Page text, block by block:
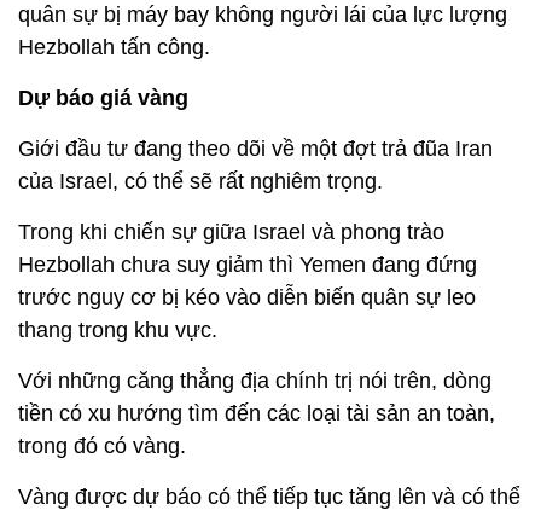
quân sự bị máy bay không người lái của lực lượng
Hezbollah tấn công.
Dự báo giá vàng
Giới đầu tư đang theo dõi về một đợt trả đũa Iran
của Israel, có thể sẽ rất nghiêm trọng.
Trong khi chiến sự giữa Israel và phong trào
Hezbollah chưa suy giảm thì Yemen đang đứng
trước nguy cơ bị kéo vào diễn biến quân sự leo
thang trong khu vực.
Với những căng thẳng địa chính trị nói trên, dòng
tiền có xu hướng tìm đến các loại tài sản an toàn,
trong đó có vàng.
Vàng được dự báo có thể tiếp tục tăng lên và có thể